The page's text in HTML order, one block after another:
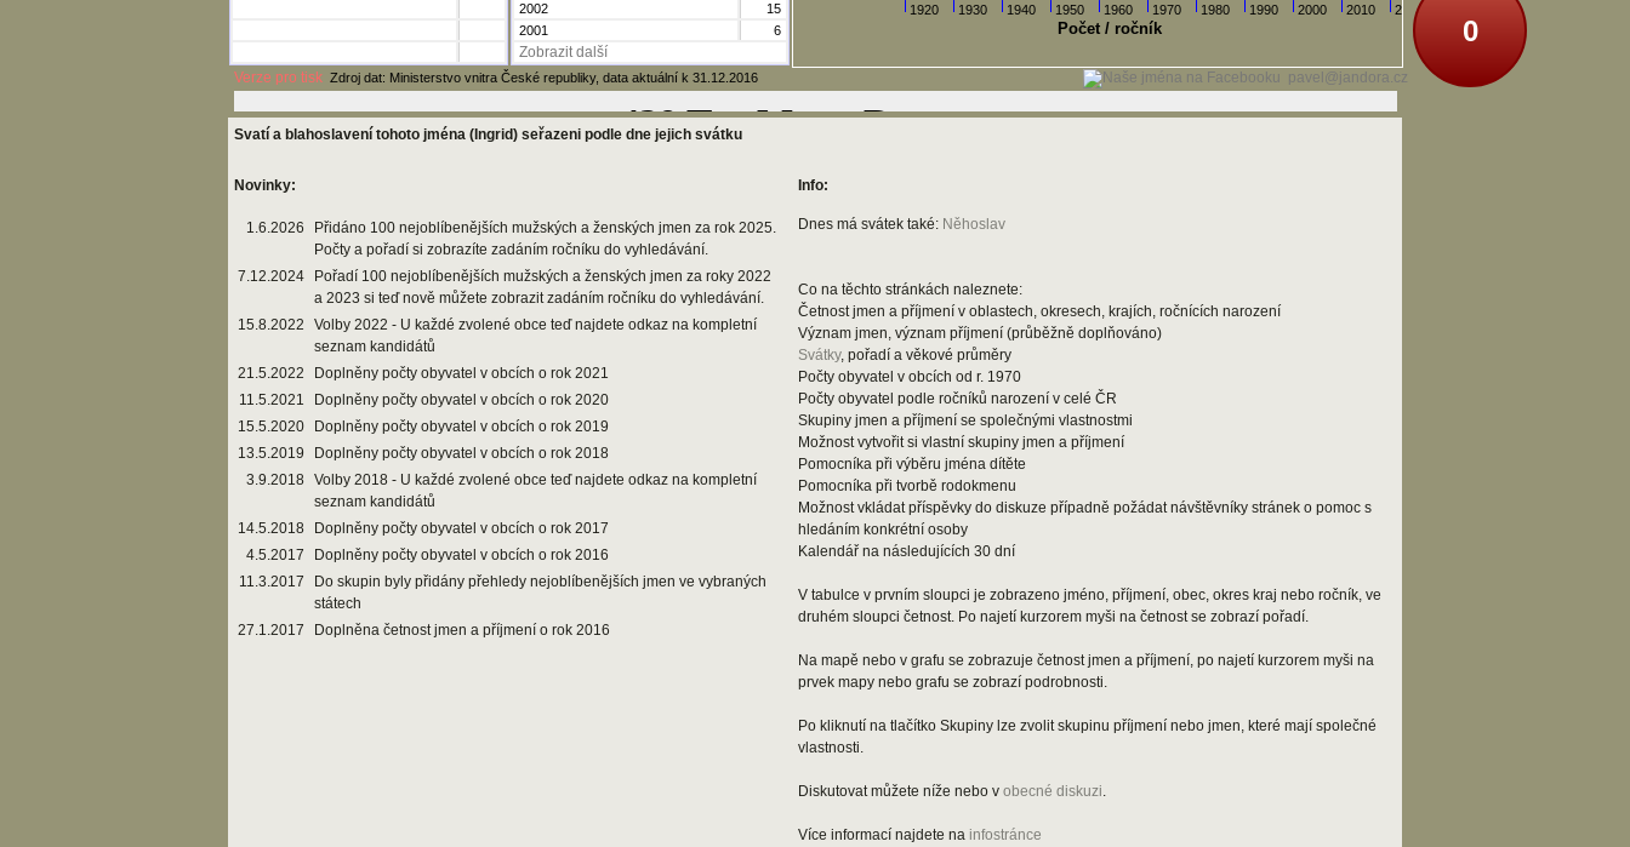
0
2002
15
2001
6
Zobrazit další
1920 1930 1940 1950 1960 1970 1980 1990 2000 2010 2020
Počet / ročník
Verze pro tisk Zdroj dat: Ministerstvo vnitra České republiky, data aktuální k 31.12.2016 pavel@jandora.cz
Svatí a blahoslavení tohoto jména (Ingrid) seřazeni podle dne jejich svátku
Novinky: Info:
1.6.2026
Přidáno 100 nejoblíbenějších mužských a ženských jmen za rok 2025.
Počty a pořadí si zobrazíte zadáním ročníku do vyhledávání.
7.12.2024
Pořadí 100 nejoblíbenějších mužských a ženských jmen za roky 2022
a 2023 si teď nově můžete zobrazit zadáním ročníku do vyhledávání.
15.8.2022
Volby 2022 - U každé zvolené obce teď najdete odkaz na kompletní
seznam kandidátů
21.5.2022
Doplněny počty obyvatel v obcích o rok 2021
11.5.2021
Doplněny počty obyvatel v obcích o rok 2020
15.5.2020
Doplněny počty obyvatel v obcích o rok 2019
13.5.2019
Doplněny počty obyvatel v obcích o rok 2018
3.9.2018 Volby 2018 - U každé zvolené obce teď najdete odkaz na kompletní
seznam kandidátů
14.5.2018
Doplněny počty obyvatel v obcích o rok 2017
4.5.2017
Doplněny počty obyvatel v obcích o rok 2016
11.3.2017
Do skupin byly přidány přehledy nejoblíbenějších jmen ve vybraných
státech
27.1.2017
Doplněna četnost jmen a příjmení o rok 2016
Dnes má svátek také: Něhoslav
Co na těchto stránkách naleznete:
Četnost jmen a příjmení v oblastech, okresech, krajích, ročnících narození
Význam jmen, význam příjmení (průběžně doplňováno)
Svátky, pořadí a věkové průměry
Počty obyvatel v obcích od r. 1970
Počty obyvatel podle ročníků narození v celé ČR
Skupiny jmen a příjmení se společnými vlastnostmi
Možnost vytvořit si vlastní skupiny jmen a příjmení
Pomocníka při výběru jména dítěte
Pomocníka při tvorbě rodokmenu
Možnost vkládat příspěvky do diskuze případně požádat návštěvníky stránek o pomoc s
hledáním konkrétní osoby
Kalendář na následujících 30 dní
V tabulce v prvním sloupci je zobrazeno jméno, příjmení, obec, okres kraj nebo ročník, ve
druhém sloupci četnost. Po najetí kurzorem myši na četnost se zobrazí pořadí.
Na mapě nebo v grafu se zobrazuje četnost jmen a příjmení, po najetí kurzorem myši na
prvek mapy nebo grafu se zobrazí podrobnosti.
Po kliknutí na tlačítko Skupiny lze zvolit skupinu příjmení nebo jmen, které mají společné
vlastnosti.
Diskutovat můžete níže nebo v obecné diskuzi.
Více informací najdete na infostránce